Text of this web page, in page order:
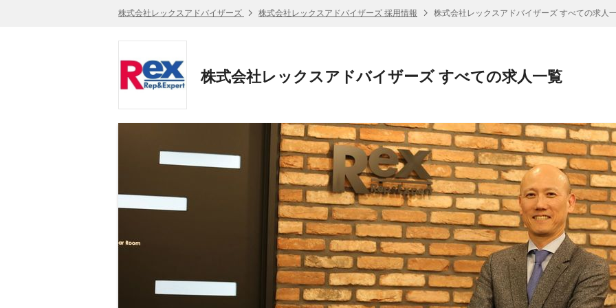
株式会社レックスアドバイザーズ 株式会社レックスアドバイザーズ 採用情報 株式会社レックスアドバイザーズ すべての求人
株式会社レックスアドバイザーズ すべての求人一覧